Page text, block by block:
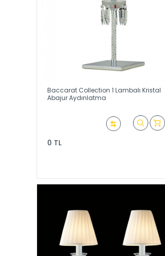
Baccarat Collection 1 Lambalı Kristal
Abajur Aydınlatma
0 TL